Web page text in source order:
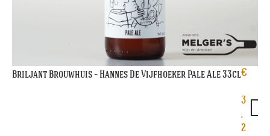
Briljant Brouwhuis – Hannes De Vijfhoeker Pale Ale 33cl€
3
,
2